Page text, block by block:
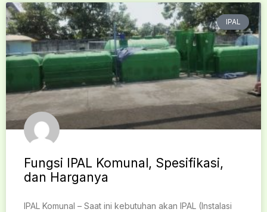
IPAL
Fungsi IPAL Komunal, Spesifikasi,
dan Harganya
IPAL Komunal – Saat ini kebutuhan akan IPAL (Instalasi